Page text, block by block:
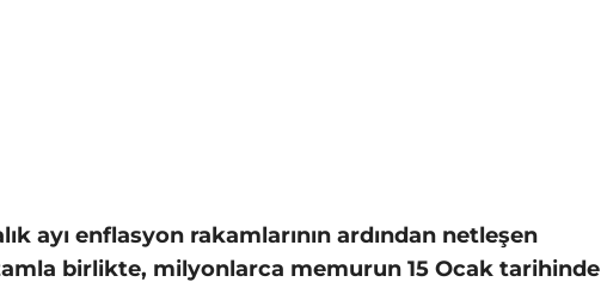
ayı enflasyon rakamlarının ardından netleşen
birlikte, milyonlarca memurun 15 Ocak tarihinde